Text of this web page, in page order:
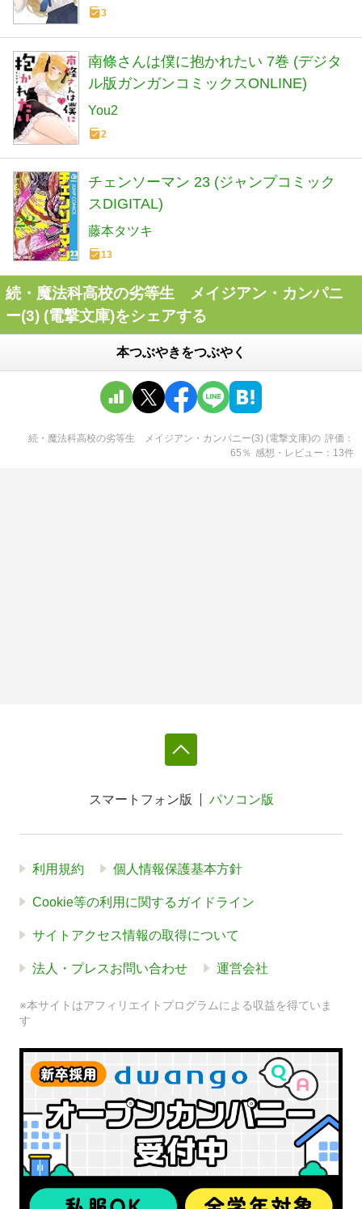
3
南條さんは僕に抱かれたい 7巻 (デジタ
ル版ガンガンコミックスONLINE)
You2
2
チェンソーマン 23 (ジャンプコミック
スDIGITAL)
藤本タツキ
13
続・魔法科高校の劣等生 メイジアン・カンパニ
ー(3) (電撃文庫)をシェアする
本つぶやきをつぶやく
続・魔法科高校の劣等生 メイジアン・カンパニー(3) (電撃文庫)の 評価
65 ％ 感想・レビュー 13件
スマートフォン版 パソコン版
利用規約 個人情報保護基本方針
Cookie等の利用に関するガイドライン
サイトアクセス情報の取得について
法人・プレスお問い合わせ 運営会社
※本サイトはアフィリエイトプログラムによる収益を得ていま
す